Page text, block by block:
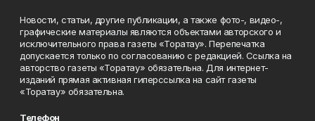
Новости, статьи, другие публикации, а также фото-, видео-,
графические материалы являются объектами авторского и
исключительного права газеты «Торатау». Перепечатка
допускается только по согласованию с редакцией. Ссылка на
авторство газеты «Торатау» обязательна. Для интернет-
изданий прямая активная гиперссылка на сайт газеты
«Торатау» обязательна.
Телефон